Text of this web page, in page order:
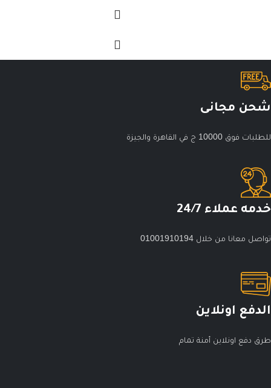
شحن مجانى
للطلبات فوق 10000 ج في القاهرة والجيزة
خدمه عملاء 24/7
تواصل معانا من خلال 01001910194
الدفع اونلاين
طرق دفع اونلاين أمنة تمام